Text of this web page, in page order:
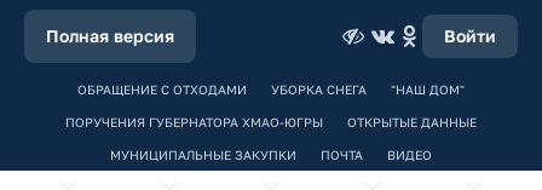
Полная версия Войти
ОБРАЩЕНИЕ С ОТХОДАМИ УБОРКА СНЕГА "НАШ ДОМ"
ПОРУЧЕНИЯ ГУБЕРНАТОРА ХМАО-ЮГРЫ ОТКРЫТЫЕ ДАННЫЕ
МУНИЦИПАЛЬНЫЕ ЗАКУПКИ ПОЧТА ВИДЕО